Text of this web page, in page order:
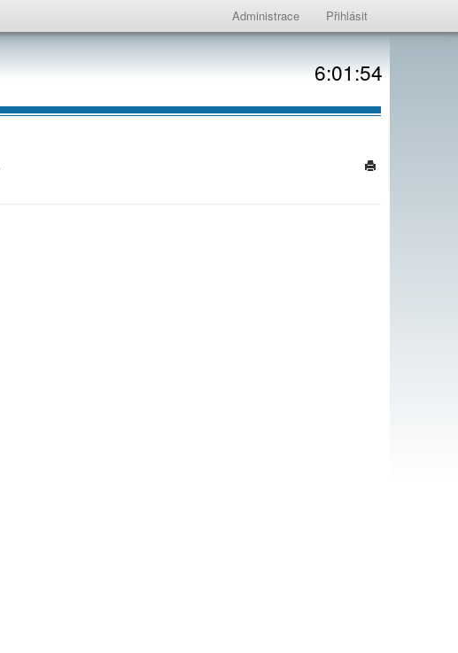
Administrace Přihlásit
6:01:54